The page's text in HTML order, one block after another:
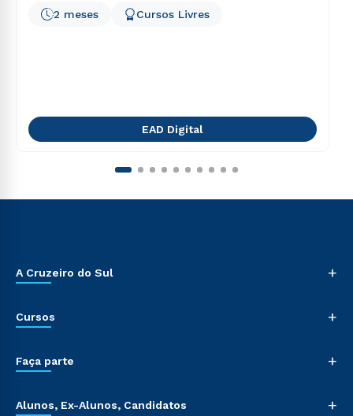
2 meses Cursos Livres
EAD Digital
A Cruzeiro do Sul +
Cursos +
Faça parte +
Alunos, Ex-Alunos, Candidatos +